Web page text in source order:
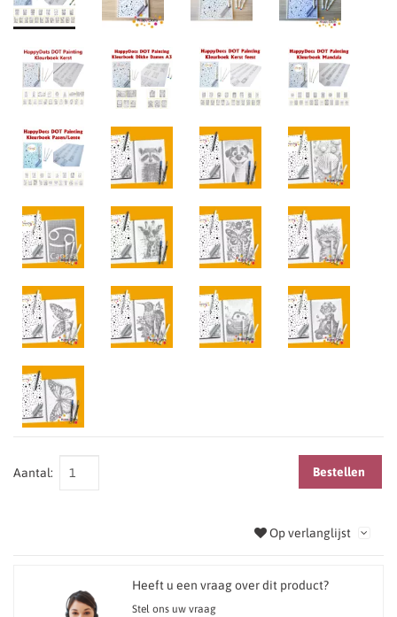
Aantal: Bestellen
Op verlanglijst
Heeft u een vraag over dit product?
Stel ons uw vraag